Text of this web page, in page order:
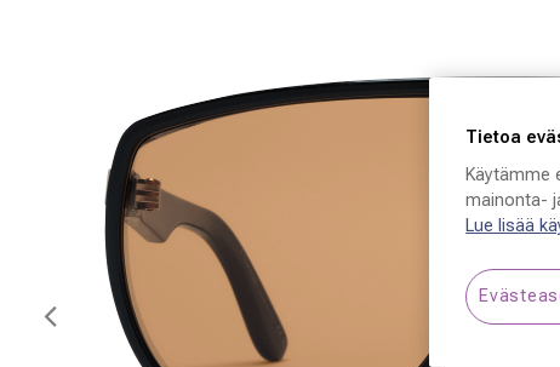
Edellinen
Tietoa
Käytämme
mainonta-
Lue lisää